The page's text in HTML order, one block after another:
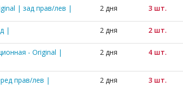
| зад прав/лев | 2 дня 3 шт.
| 2 дня 2 шт.
- Original |
2 дня 4 шт.
прав/лев | 2 дня 3 шт.